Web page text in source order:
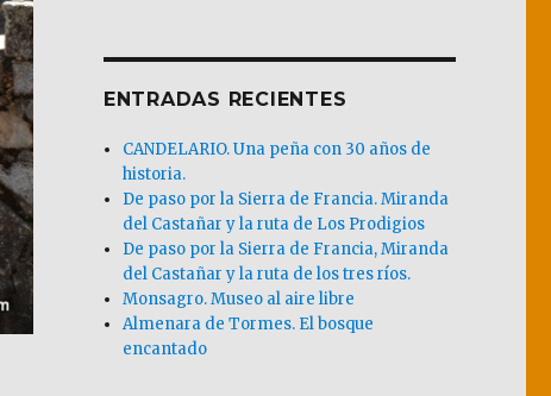
ENTRADAS RECIENTES
CANDELARIO. Una peña con 30 años de
historia.
De paso por la Sierra de Francia. Miranda
del Castañar y la ruta de Los Prodigios
De paso por la Sierra de Francia, Miranda
del Castañar y la ruta de los tres ríos.
Monsagro. Museo al aire libre
Almenara de Tormes. El bosque
encantado